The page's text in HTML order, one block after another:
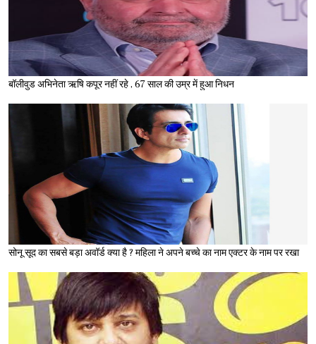
बॉलीवुड अभिनेता ऋषि कपूर नहीं रहे , 67 साल की उम्र में हुआ निधन
सोनू सूद का सबसे बड़ा अवॉर्ड क्या है ? महिला ने अपने बच्चे का नाम एक्टर के नाम पर रखा